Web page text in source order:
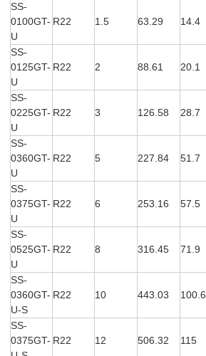
SS-
0100GT-
U
R22 1.5 63.29 14.4
SS-
0125GT-
U
R22 2 88.61 20.1
SS-
0225GT-
U
R22 3 126.58 28.7
SS-
0360GT-
U
R22 5 227.84 51.7
SS-
0375GT-
U
R22 6 253.16 57.5
SS-
0525GT-
U
R22 8 316.45 71.9
SS-
0360GT-
U-S
R22 10 443.03 100.6
SS-
0375GT- R22 12 506.32 115